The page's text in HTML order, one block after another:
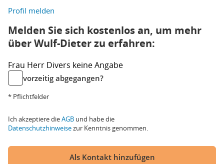
Profil melden
Melden Sie sich kostenlos an, um mehr
über Wulf-Dieter zu erfahren:
Frau Herr Divers keine Angabe
vorzeitig abgegangen?
* Pflichtfelder
Ich akzeptiere dieAGB und habe die
Datenschutzhinweisezur Kenntnis genommen.
Als Kontakt hinzufügen